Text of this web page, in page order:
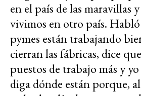
en el país de las maravillas
vivimos en otro país. Habló
pymes están trabajando
cierran las fábricas, dice
puestos de trabajo más y
diga dónde están porque,